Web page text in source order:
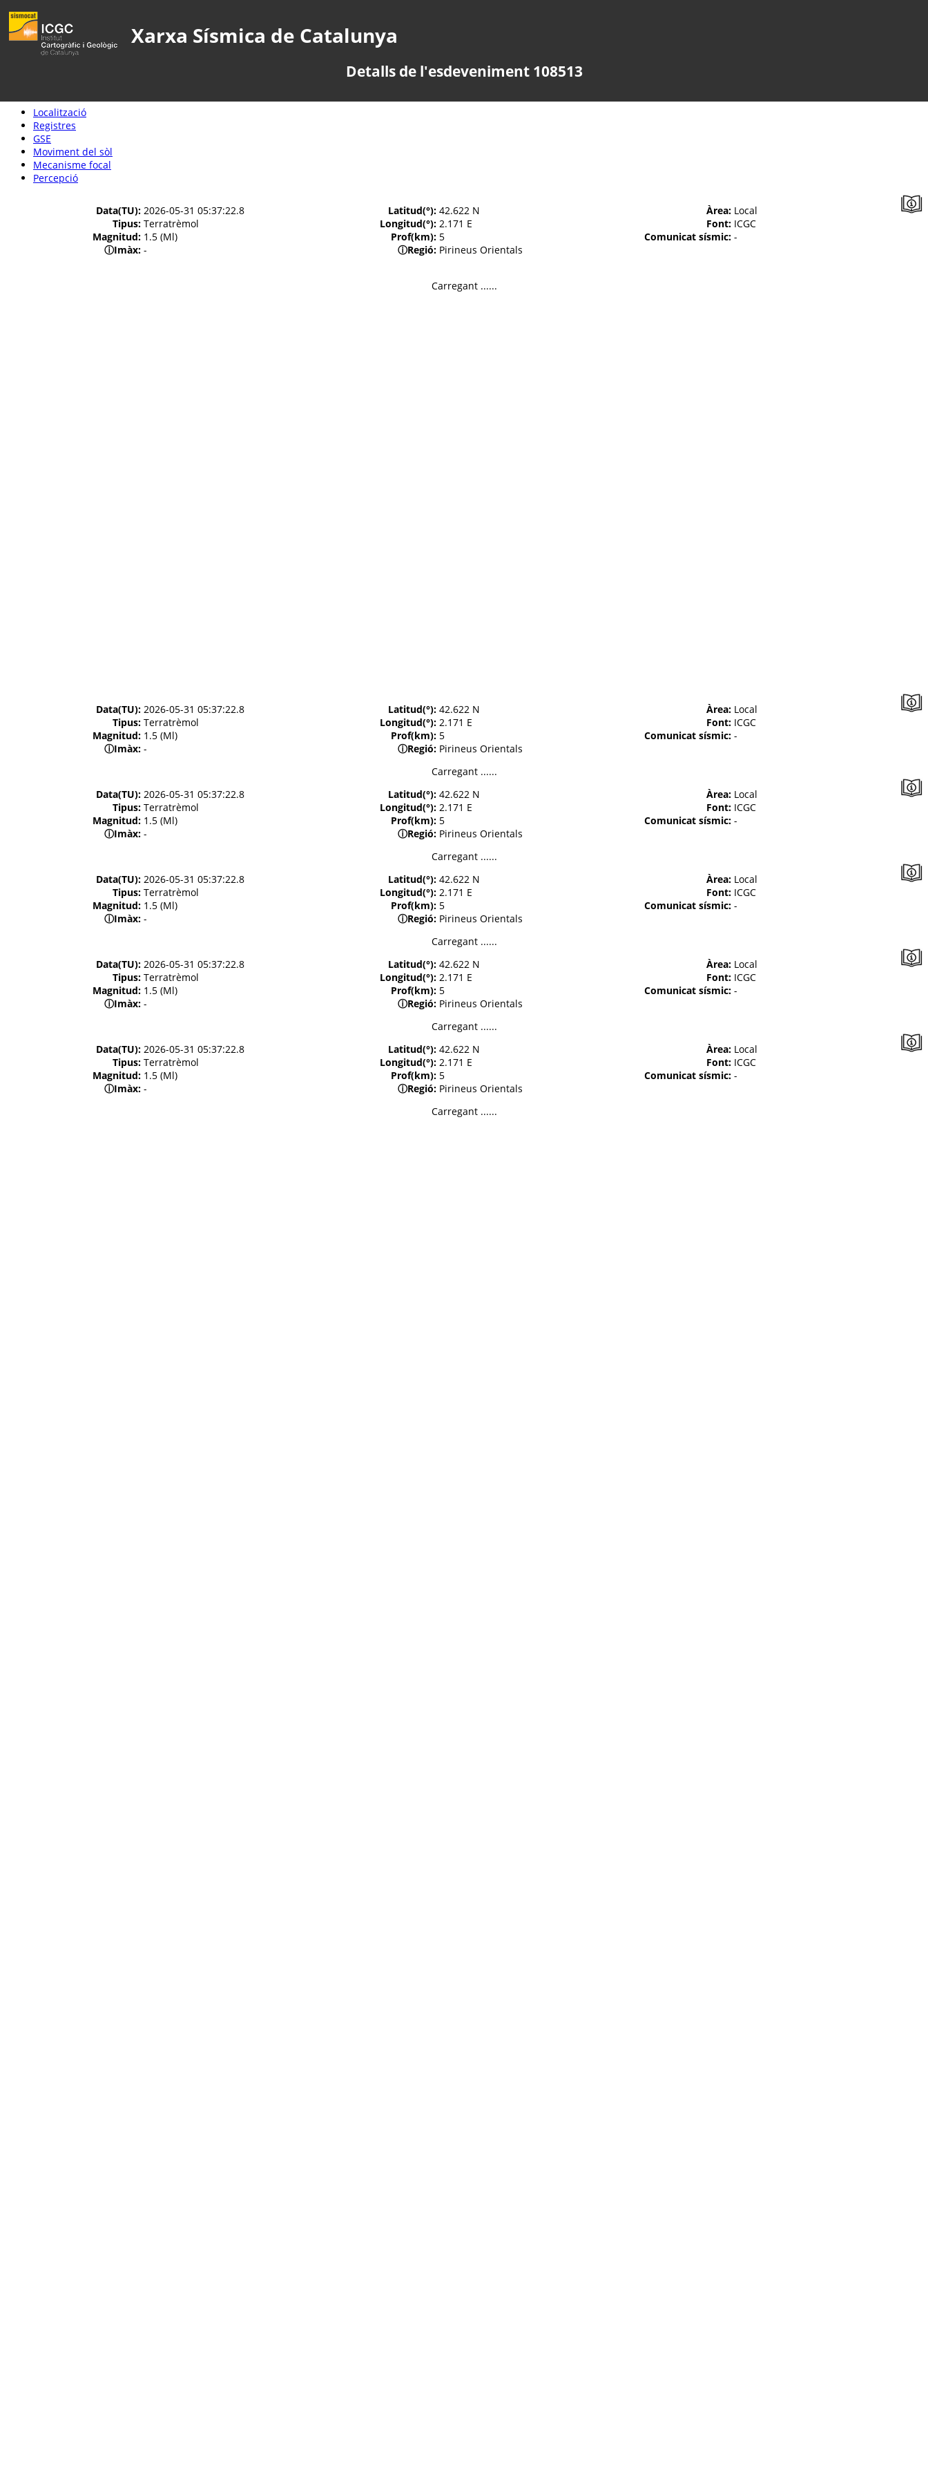
Xarxa Sísmica de Catalunya
Detalls de l'esdeveniment 108513
Localització
Registres
GSE
Moviment del sòl
Mecanisme focal
Percepció
Data(TU): 2026-05-31 05:37:22.8
Tipus: Terratrèmol
Magnitud: 1.5 (Ml)
ⓘImàx: -
Latitud(°): 42.622 N
Longitud(°): 2.171 E
Prof(km): 5
ⓘRegió: Pirineus Orientals
Àrea: Local
Font: ICGC
Comunicat sísmic:-
Carregant ......
Data(TU): 2026-05-31 05:37:22.8
Tipus: Terratrèmol
Magnitud: 1.5 (Ml)
ⓘImàx: -
Latitud(°): 42.622 N
Longitud(°): 2.171 E
Prof(km): 5
ⓘRegió: Pirineus Orientals
Àrea: Local
Font: ICGC
Comunicat sísmic:-
Carregant ......
Data(TU): 2026-05-31 05:37:22.8
Tipus: Terratrèmol
Magnitud: 1.5 (Ml)
ⓘImàx: -
Latitud(°): 42.622 N
Longitud(°): 2.171 E
Prof(km): 5
ⓘRegió: Pirineus Orientals
Àrea: Local
Font: ICGC
Comunicat sísmic:-
Carregant ......
Data(TU): 2026-05-31 05:37:22.8
Tipus: Terratrèmol
Magnitud: 1.5 (Ml)
ⓘImàx: -
Latitud(°): 42.622 N
Longitud(°): 2.171 E
Prof(km): 5
ⓘRegió: Pirineus Orientals
Àrea: Local
Font: ICGC
Comunicat sísmic:-
Carregant ......
Data(TU): 2026-05-31 05:37:22.8
Tipus: Terratrèmol
Magnitud: 1.5 (Ml)
ⓘImàx: -
Latitud(°): 42.622 N
Longitud(°): 2.171 E
Prof(km): 5
ⓘRegió: Pirineus Orientals
Àrea: Local
Font: ICGC
Comunicat sísmic:-
Carregant ......
Data(TU): 2026-05-31 05:37:22.8
Tipus: Terratrèmol
Magnitud: 1.5 (Ml)
ⓘImàx: -
Latitud(°): 42.622 N
Longitud(°): 2.171 E
Prof(km): 5
ⓘRegió: Pirineus Orientals
Àrea: Local
Font: ICGC
Comunicat sísmic:-
Carregant ......